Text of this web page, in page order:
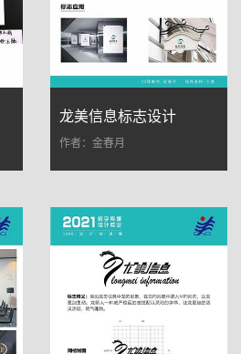
龙美信息标志设计
作者：金春月